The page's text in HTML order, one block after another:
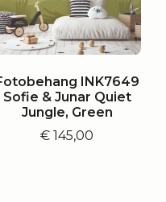
INK7649
Sofie & Junar Quiet
Jungle, Green
€ 145,00